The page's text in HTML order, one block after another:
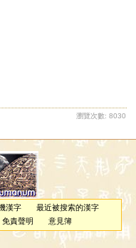
瀏覽次數: 8030
漢字
最近被搜索的漢字
免責聲明 意見簿